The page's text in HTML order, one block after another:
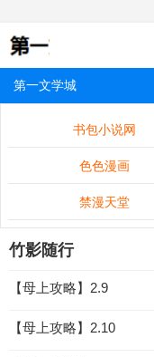
第一文学城
书包小说网
色色漫画
禁漫天堂
竹影随行
【母上攻略】2.9
【母上攻略】2.10